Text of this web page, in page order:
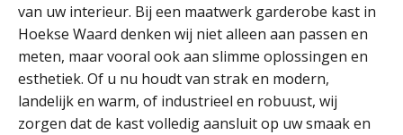
van uw interieur. Bij een maatwerk garderobe kast in
Hoekse Waard denken wij niet alleen aan passen en
meten, maar vooral ook aan slimme oplossingen en
esthetiek. Of u nu houdt van strak en modern,
landelijk en warm, of industrieel en robuust, wij
zorgen dat de kast volledig aansluit op uw smaak en